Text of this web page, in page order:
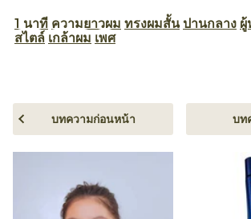
1 นาที ความยาวผม ทรงผมสั้น ปานกลาง
สไตล์ เกล้าผม เพศ
บทความก่อนหน้า บท